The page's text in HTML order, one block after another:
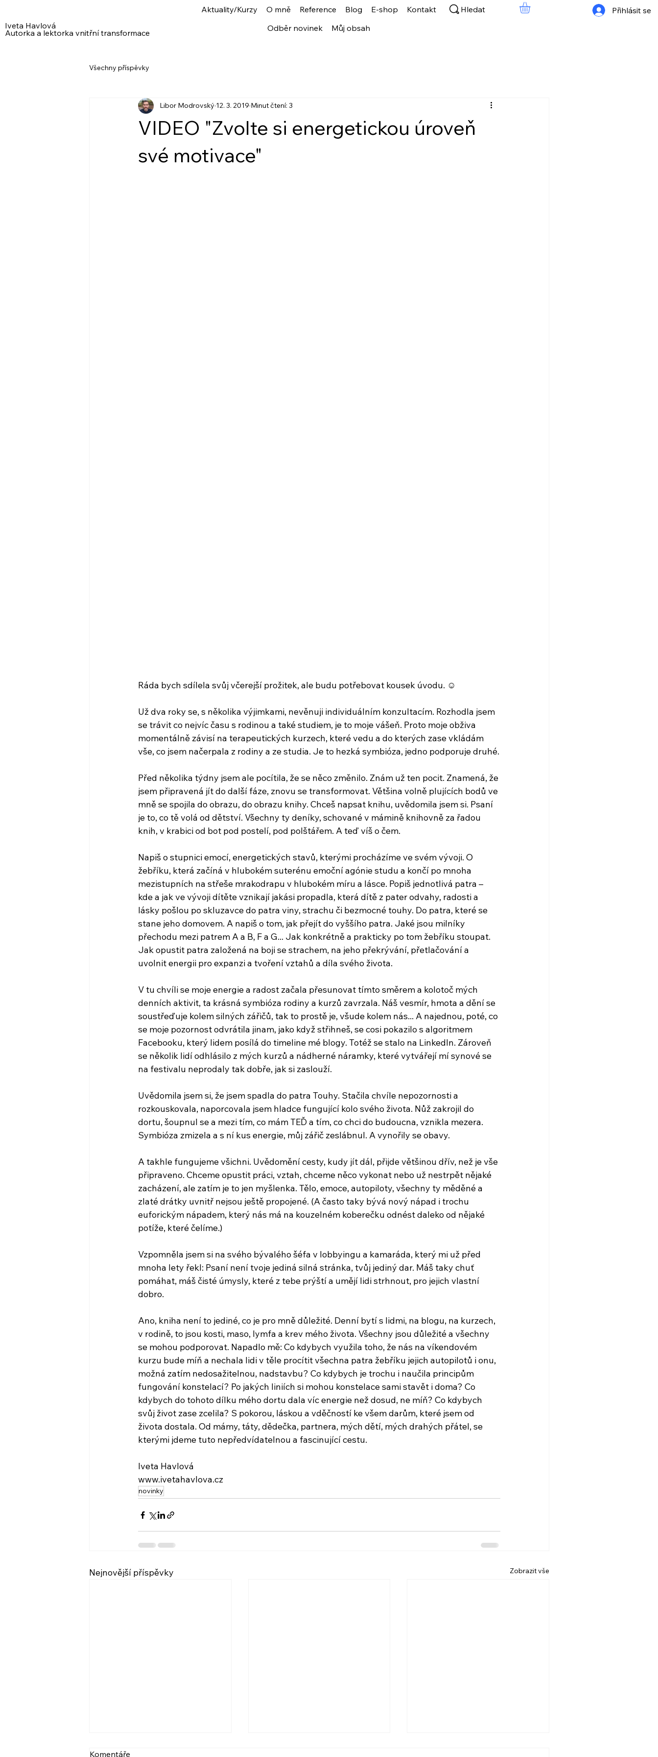
Iveta Havlová
Autorka a lektorka vnitřní transformace
Aktuality/Kurzy O mně Reference Blog E-shop
Kontakt
Odběr novinek
Můj obsah
Přihlásit se
Hledat
Všechny příspěvky
VIDEO "Zvolte si energetickou úroveň
své motivace"
Libor Modrovský 12. 3. 2019 Minut čtení: 3
Ráda bych sdílela svůj včerejší prožitek, ale budu potřebovat kousek úvodu. ☺
Už dva roky se, s několika výjimkami, nevěnuji individuálním konzultacím. Rozhodla jsem
se trávit co nejvíc času s rodinou a také studiem, je to moje vášeň. Proto moje obživa
momentálně závisí na terapeutických kurzech, které vedu a do kterých zase vkládám
vše, co jsem načerpala z rodiny a ze studia. Je to hezká symbióza, jedno podporuje druhé.
Před několika týdny jsem ale pocítila, že se něco změnilo. Znám už ten pocit. Znamená, že
jsem připravená jít do další fáze, znovu se transformovat. Většina volně plujících bodů ve
mně se spojila do obrazu, do obrazu knihy. Chceš napsat knihu, uvědomila jsem si. Psaní
je to, co tě volá od dětství. Všechny ty deníky, schované v mámině knihovně za řadou
knih, v krabici od bot pod postelí, pod polštářem. A teď víš o čem.
Napiš o stupnici emocí, energetických stavů, kterými procházíme ve svém vývoji. O
žebříku, která začíná v hlubokém suterénu emoční agónie studu a končí po mnoha
mezistupních na střeše mrakodrapu v hlubokém míru a lásce. Popiš jednotlivá patra –
kde a jak ve vývoji dítěte vznikají jakási propadla, která dítě z pater odvahy, radosti a
lásky pošlou po skluzavce do patra viny, strachu či bezmocné touhy. Do patra, které se
stane jeho domovem. A napiš o tom, jak přejít do vyššího patra. Jaké jsou milníky
přechodu mezi patrem A a B, F a G... Jak konkrétně a prakticky po tom žebříku stoupat.
Jak opustit patra založená na boji se strachem, na jeho překrývání, přetlačování a
uvolnit energii pro expanzi a tvoření vztahů a díla svého života.
V tu chvíli se moje energie a radost začala přesunovat tímto směrem a kolotoč mých
denních aktivit, ta krásná symbióza rodiny a kurzů zavrzala. Náš vesmír, hmota a dění se
soustřeďuje kolem silných zářičů, tak to prostě je, všude kolem nás... A najednou, poté, co
se moje pozornost odvrátila jinam, jako když střihneš, se cosi pokazilo s algoritmem
Facebooku, který lidem posílá do timeline mé blogy. Totéž se stalo na LinkedIn. Zároveň
se několik lidí odhlásilo z mých kurzů a nádherné náramky, které vytvářejí mí synové se
na festivalu neprodaly tak dobře, jak si zaslouží.
Uvědomila jsem si, že jsem spadla do patra Touhy. Stačila chvíle nepozornosti a
rozkouskovala, naporcovala jsem hladce fungující kolo svého života. Nůž zakrojil do
dortu, šoupnul se a mezi tím, co mám TEĎ a tím, co chci do budoucna, vznikla mezera.
Symbióza zmizela a s ní kus energie, můj zářič zeslábnul. A vynořily se obavy.
A takhle fungujeme všichni. Uvědomění cesty, kudy jít dál, přijde většinou dřív, než je vše
připraveno. Chceme opustit práci, vztah, chceme něco vykonat nebo už nestrpět nějaké
zacházení, ale zatím je to jen myšlenka. Tělo, emoce, autopiloty, všechny ty měděné a
zlaté drátky uvnitř nejsou ještě propojené. (A často taky bývá nový nápad i trochu
euforickým nápadem, který nás má na kouzelném koberečku odnést daleko od nějaké
potíže, které čelíme.)
Vzpomněla jsem si na svého bývalého šéfa v lobbyingu a kamaráda, který mi už před
mnoha lety řekl: Psaní není tvoje jediná silná stránka, tvůj jediný dar. Máš taky chuť
pomáhat, máš čisté úmysly, které z tebe prýští a umějí lidi strhnout, pro jejich vlastní
dobro.
Ano, kniha není to jediné, co je pro mně důležité. Denní bytí s lidmi, na blogu, na kurzech,
v rodině, to jsou kosti, maso, lymfa a krev mého života. Všechny jsou důležité a všechny
se mohou podporovat. Napadlo mě: Co kdybych využila toho, že nás na víkendovém
kurzu bude míň a nechala lidi v těle procítit všechna patra žebříku jejich autopilotů i onu,
možná zatím nedosažitelnou, nadstavbu? Co kdybych je trochu i naučila principům
fungování konstelací? Po jakých liniích si mohou konstelace sami stavět i doma? Co
kdybych do tohoto dílku mého dortu dala víc energie než dosud, ne míň? Co kdybych
svůj život zase zcelila? S pokorou, láskou a vděčností ke všem darům, které jsem od
života dostala. Od mámy, táty, dědečka, partnera, mých dětí, mých drahých přátel, se
kterými jdeme tuto nepředvídatelnou a fascinující cestu.
Iveta Havlová
www.ivetahavlova.cz
novinky
Nejnovější příspěvky Zobrazit vše
VIDEO: NARCIS A
Komentáře